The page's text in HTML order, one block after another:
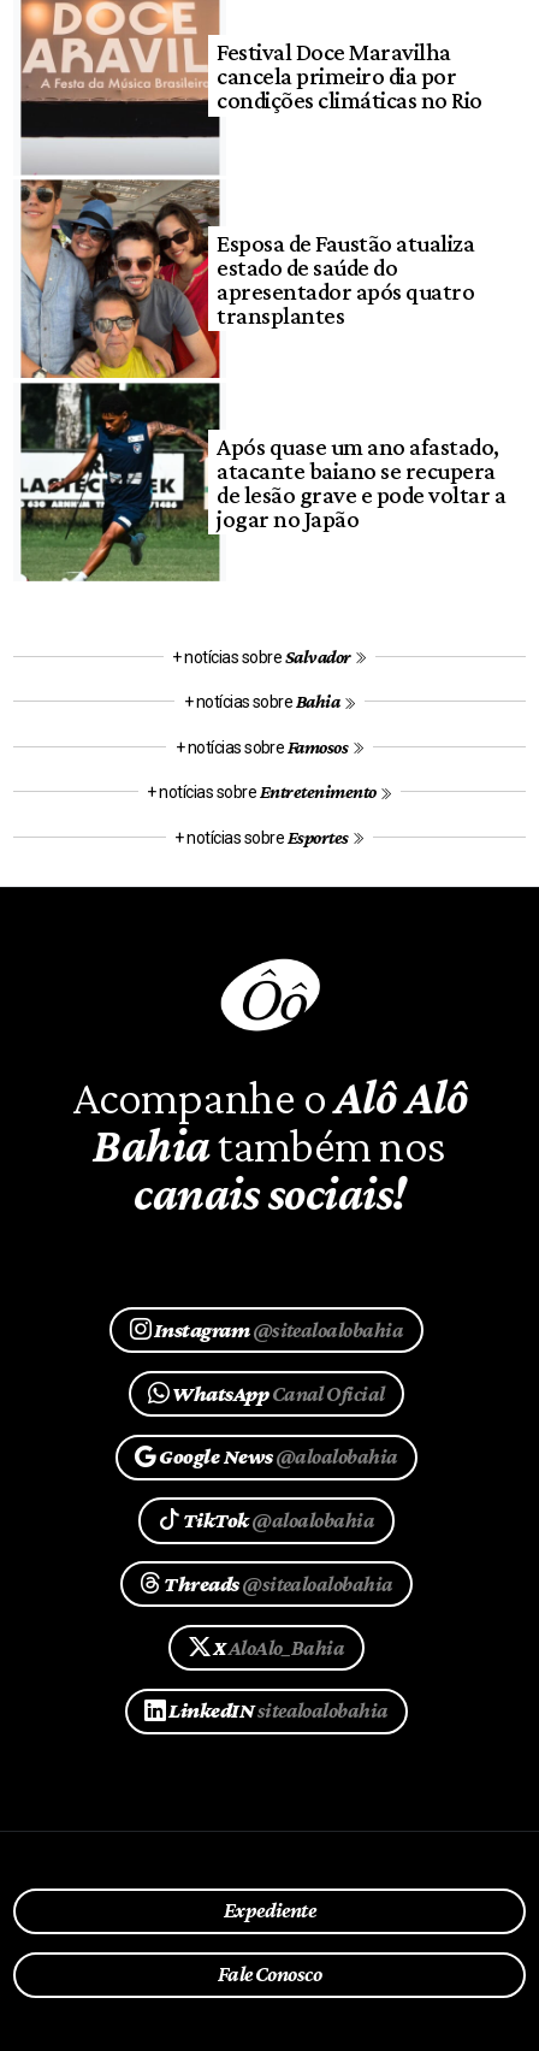
Festival Doce Maravilha
cancela primeiro dia por
condições climáticas no Rio
Esposa de Faustão atualiza
estado de saúde do
apresentador após quatro
transplantes
Após quase um ano afastado,
atacante baiano se recupera
de lesão grave e pode voltar a
jogar no Japão
+ notícias sobreSalvador
+ notícias sobreBahia
+ notícias sobre Famosos
+ notícias sobreEntretenimento
+ notícias sobre Esportes
Acompanhe oAlô Alô
Bahiatambém nos
canais sociais!
Instagram@sitealoalobahia
WhatsAppCanal Oficial
Google News@aloalobahia
TikTok@aloalobahia
Threads@sitealoalobahia
XAloAlo_Bahia
LinkedINsitealoalobahia
Expediente
Fale Conosco